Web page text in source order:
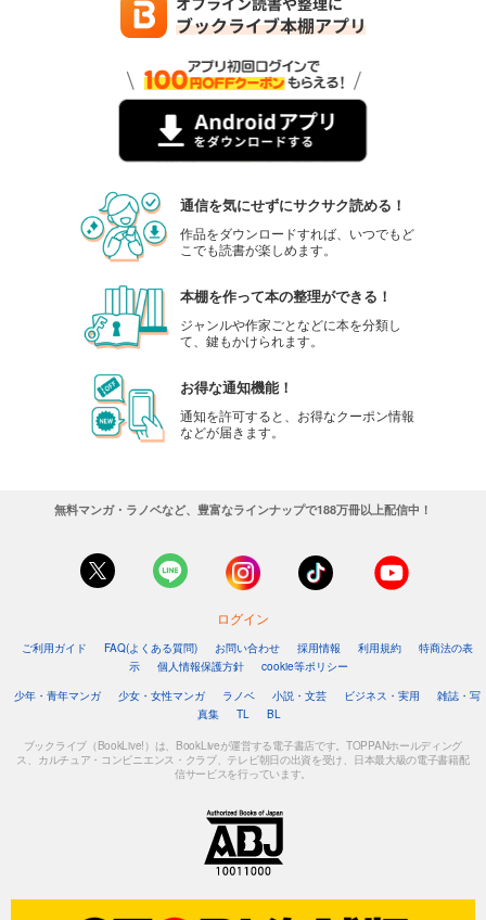
通信を気にせずにサクサク読める！
作品をダウンロードすれば、いつでもど
こでも読書が楽しめます。
本棚を作って本の整理ができる！
ジャンルや作家ごとなどに本を分類し
て、鍵もかけられます。
お得な通知機能！
通知を許可すると、お得なクーポン情報
などが届きます。
無料マンガ・ラノベなど、豊富なラインナップで188万冊以上配信中！
ログイン
ご利用ガイド FAQ(よくある質問) お問い合わせ 採用情報 利用規約
特商法の表
示
個人情報保護方針
cookie等ポリシー
少年・青年マンガ
少女・女性マンガ ラノベ 小説・文芸 ビジネス・実用
雑誌・写
真集
TL BL
ブックライブ（BookLive!）は、BookLiveが運営する電子書店です。TOPPANホールディング
ス、カルチュア・コンビニエンス・クラブ、テレビ朝日の出資を受け、日本最大級の電子書籍配
信サービスを行っています。